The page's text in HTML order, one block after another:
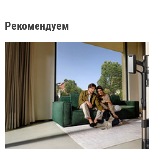
Рекомендуем